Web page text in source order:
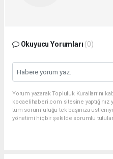
Okuyucu Yorumları (0)
Yorum yazarak Topluluk Kuralları’nı
kocaelihaberi.com sitesine
tüm sorumluluğu tek başınıza
yönetimi hiçbir şekilde sorumlu